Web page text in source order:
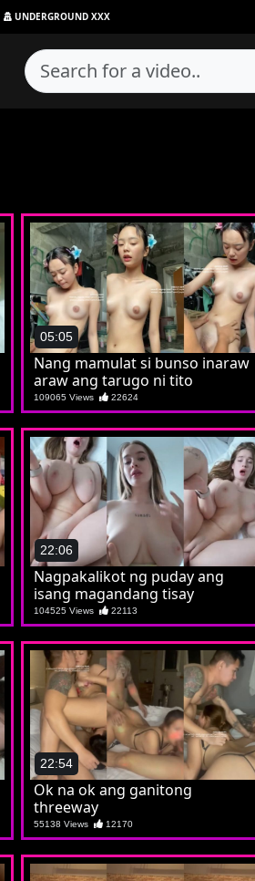
UNDERGROUND XXX
05:05
Nang mamulat si bunso inaraw
araw ang tarugo ni tito
109065 Views 22624
22:06
Nagpakalikot ng puday ang
isang magandang tisay
104525 Views 22113
22:54
Ok na ok ang ganitong
threeway
55138 Views 12170